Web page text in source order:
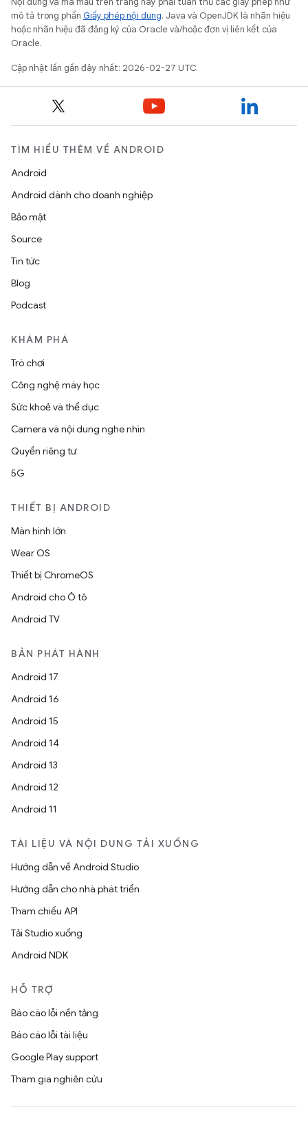
mô tả trong phần Giấy phép nội dung. Java và OpenJDK là nhãn hiệu
hoặc nhãn hiệu đã đăng ký của Oracle và/hoặc đơn vị liên kết của
Oracle.
Cập nhật lần gần đây nhất: 2026-02-27 UTC.
TÌM HIỂU THÊM VỀ ANDROID
Android
Android dành cho doanh nghiệp
Bảo mật
Source
Tin tức
Blog
Podcast
KHÁM PHÁ
Trò chơi
Công nghệ máy học
Sức khoẻ và thể dục
Camera và nội dung nghe nhìn
Quyền riêng tư
5G
THIẾT BỊ ANDROID
Màn hình lớn
Wear OS
Thiết bị ChromeOS
Android cho Ô tô
Android TV
BẢN PHÁT HÀNH
Android 17
Android 16
Android 15
Android 14
Android 13
Android 12
Android 11
TÀI LIỆU VÀ NỘI DUNG TẢI XUỐNG
Hướng dẫn về Android Studio
Hướng dẫn cho nhà phát triển
Tham chiếu API
Tải Studio xuống
Android NDK
HỖ TRỢ
Báo cáo lỗi nền tảng
Báo cáo lỗi tài liệu
Google Play support
Tham gia nghiên cứu